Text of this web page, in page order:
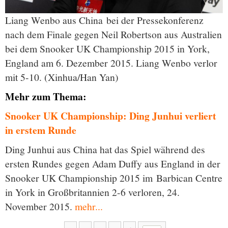
Liang Wenbo aus China bei der Pressekonferenz
nach dem Finale gegen Neil Robertson aus Australien
bei dem Snooker UK Championship 2015 in York,
England am 6. Dezember 2015. Liang Wenbo verlor
mit 5-10. (Xinhua/Han Yan)
Mehr zum Thema:
Snooker UK Championship: Ding Junhui verliert
in erstem Runde
Ding Junhui aus China hat das Spiel während des
ersten Rundes gegen Adam Duffy aus England in der
Snooker UK Championship 2015 im Barbican Centre
in York in Großbritannien 2-6 verloren, 24.
November 2015. mehr...